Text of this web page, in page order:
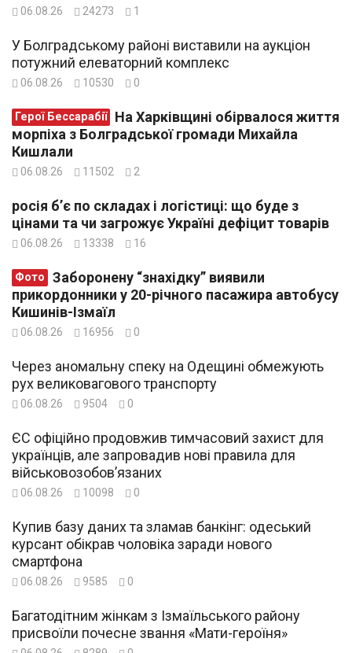
06.08.26 24273 1
У Болградському районі виставили на аукціон
потужний елеваторний комплекс
06.08.26 10530 0
Герої Бессарабії
морпіха з Болградської громади Михайла
Кишлали
06.08.26 11502 2
росія б’є по складах і логістиці: що буде з
цінами та чи загрожує Україні дефіцит товарів
06.08.26 13338 16
Фото
прикордонники у 20-річного пасажира автобусу
Кишинів-Ізмаїл
06.08.26 16956 0
Через аномальну спеку на Одещині обмежують
рух великовагового транспорту
06.08.26 9504 0
ЄС офіційно продовжив тимчасовий захист для
українців, але запровадив нові правила для
військовозобов’язаних
06.08.26 10098 0
Купив базу даних та зламав банкінг: одеський
курсант обікрав чоловіка заради нового
смартфона
06.08.26 9585 0
Багатодітним жінкам з Ізмаїльського району
присвоїли почесне звання «Мати-героїня»